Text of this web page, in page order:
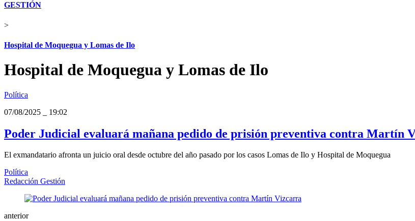
GESTIÓN
>
Hospital de Moquegua y Lomas de Ilo
Hospital de Moquegua y Lomas de Ilo
Política
07/08/2025
19:02
Poder Judicial evaluará mañana pedido de prisión preventiva contra Martín
El exmandatario afronta un juicio oral desde octubre del año pasado por los casos Lomas de Ilo y Hospital de Moquegua
Política
Redacción Gestión
anterior